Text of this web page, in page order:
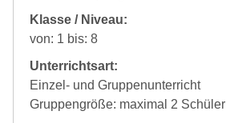
Klasse / Niveau:
von: 1 bis: 8
Unterrichtsart:
Einzel- und Gruppenunterricht
Gruppengröße: maximal 2 Schüler